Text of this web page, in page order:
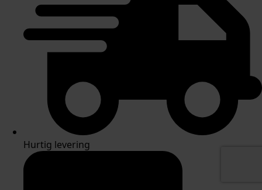
Hurtig levering